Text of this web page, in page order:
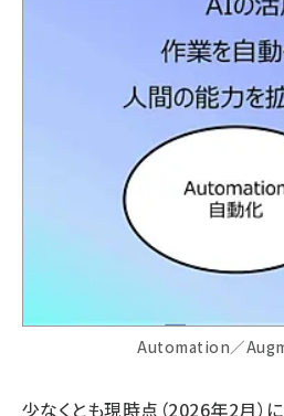
Automation／
少なくとも現時点（2026年2月）